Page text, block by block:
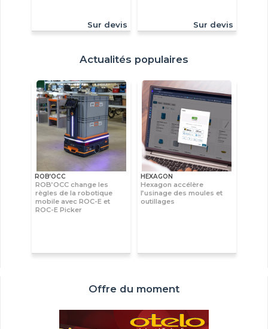
Sur devis Sur devis
Actualités populaires
ROB’OCC
ROB’OCC change les
règles de la robotique
mobile avec ROC-E et
ROC-E Picker
HEXAGON
Hexagon accélère
l’usinage des moules et
outillages
Offre du moment